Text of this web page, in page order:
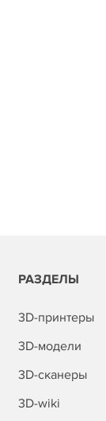
РАЗДЕЛЫ
3D-принтеры
3D-модели
3D-сканеры
3D-wiki